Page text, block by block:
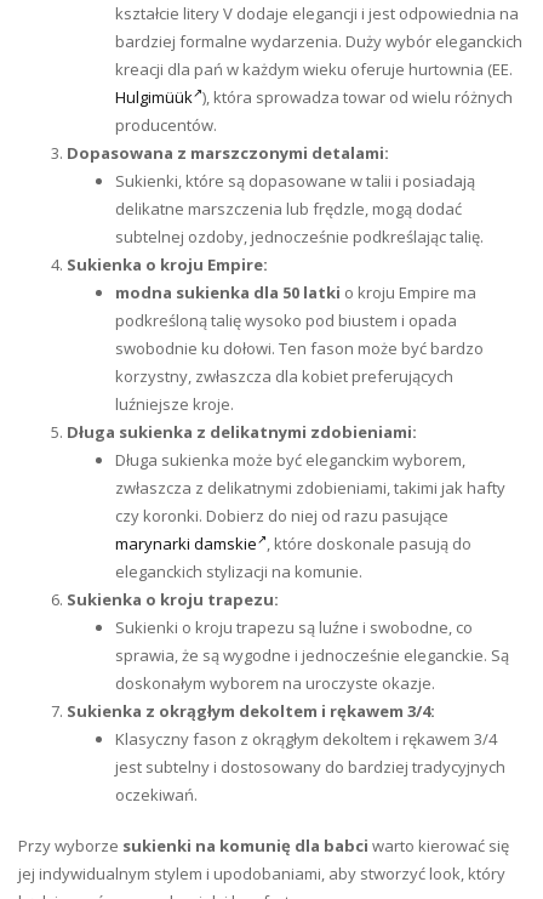
kształcie litery V dodaje elegancji i jest odpowiednia na
bardziej formalne wydarzenia. Duży wybór eleganckich
kreacji dla pań w każdym wieku oferuje hurtownia (EE.
Hulgimüük ), która sprowadza towar od wielu różnych
producentów.
Dopasowana z marszczonymi detalami:
Sukienki, które są dopasowane w talii i posiadają
delikatne marszczenia lub frędzle, mogą dodać
subtelnej ozdoby, jednocześnie podkreślając talię.
Sukienka o kroju Empire:
modna sukienka dla 50 latki o kroju Empire ma
podkreśloną talię wysoko pod biustem i opada
swobodnie ku dołowi. Ten fason może być bardzo
korzystny, zwłaszcza dla kobiet preferujących
luźniejsze kroje.
Długa sukienka z delikatnymi zdobieniami:
Długa sukienka może być eleganckim wyborem,
zwłaszcza z delikatnymi zdobieniami, takimi jak hafty
czy koronki. Dobierz do niej od razu pasujące
marynarki damskie
, które doskonale pasują do
eleganckich stylizacji na komunie.
Sukienka o kroju trapezu:
Sukienki o kroju trapezu są luźne i swobodne, co
sprawia, że są wygodne i jednocześnie eleganckie. Są
doskonałym wyborem na uroczyste okazje.
Sukienka z okrągłym dekoltem i rękawem 3/4:
Klasyczny fason z okrągłym dekoltem i rękawem 3/4
jest subtelny i dostosowany do bardziej tradycyjnych
oczekiwań.
Przy wyborze sukienki na komunię dla babci warto kierować się
jej indywidualnym stylem i upodobaniami, aby stworzyć look, który